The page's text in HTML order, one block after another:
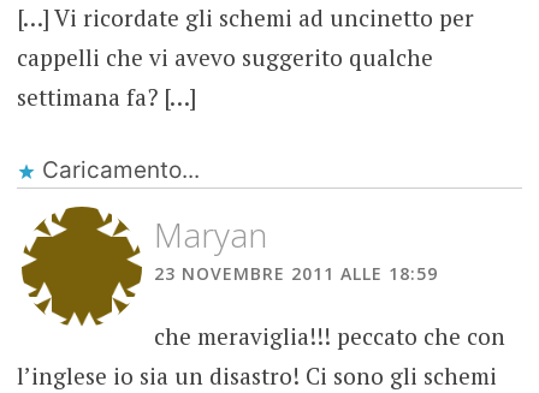
[…] Vi ricordate gli schemi ad uncinetto per
cappelli che vi avevo suggerito qualche
settimana fa? […]
Caricamento...
Maryan
23 NOVEMBRE 2011 ALLE 18:59
che meraviglia!!! peccato che con
l’inglese io sia un disastro! Ci sono gli schemi